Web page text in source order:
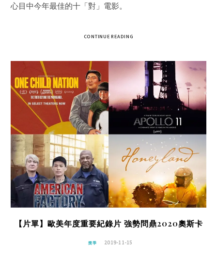
心目中今年最佳的十「對」電影。
CONTINUE READING
【片單】歐美年度重要紀錄片 強勢問鼎2020奧斯卡
獎季 2019-11-15